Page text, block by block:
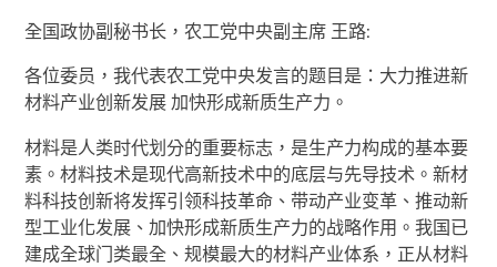
全国政协副秘书长，农工党中央副主席 王路:
各位委员，我代表农工党中央发言的题目是：大力推进新
材料产业创新发展 加快形成新质生产力。
材料是人类时代划分的重要标志，是生产力构成的基本要
素。材料技术是现代高新技术中的底层与先导技术。新材
料科技创新将发挥引领科技革命、带动产业变革、推动新
型工业化发展、加快形成新质生产力的战略作用。我国已
建成全球门类最全、规模最大的材料产业体系，正从材料